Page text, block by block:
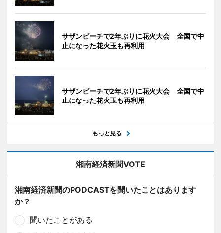
サザンビーチで2年ぶりに花火大会 全国で中
止になった花火玉も再利用
サザンビーチで2年ぶりに花火大会 全国で中
止になった花火玉も再利用
もっと見る
湘南経済新聞VOTE
湘南経済新聞のPODCASTを聞いたことはあります
か？
聞いたことがある